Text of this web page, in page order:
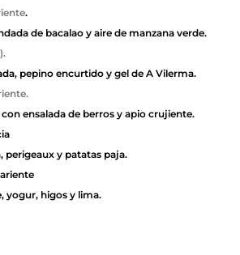
.
de bacalao y aire de manzana verde.
pepino encurtido y gel de A Vilerma.
ensalada de berros y apio crujiente.
perigeaux y patatas paja.
yogur, higos y lima.